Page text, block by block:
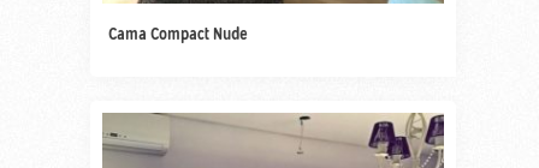
Cama Compact Nude